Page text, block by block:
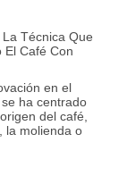
Técnica Que
El Café Con
en el
ha centrado
del café,
la molienda o